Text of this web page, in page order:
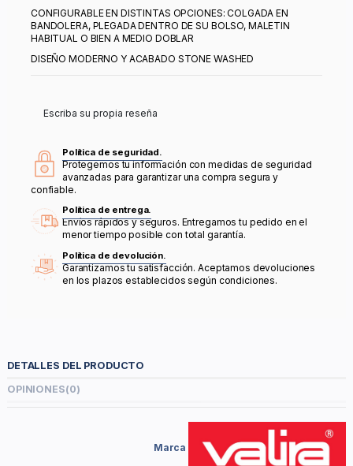
CONFIGURABLE EN DISTINTAS OPCIONES: COLGADA EN
BANDOLERA, PLEGADA DENTRO DE SU BOLSO, MALETIN
HABITUAL O BIEN A MEDIO DOBLAR
DISEÑO MODERNO Y ACABADO STONE WASHED
Escriba su propia reseña
Política de seguridad.
Protegemos tu información con medidas de seguridad
avanzadas para garantizar una compra segura y
confiable.
Política de entrega.
Envíos rápidos y seguros. Entregamos tu pedido en el
menor tiempo posible con total garantía.
Política de devolución.
Garantizamos tu satisfacción. Aceptamos devoluciones
en los plazos establecidos según condiciones.
DETALLES DEL PRODUCTO
OPINIONES(0)
Marca